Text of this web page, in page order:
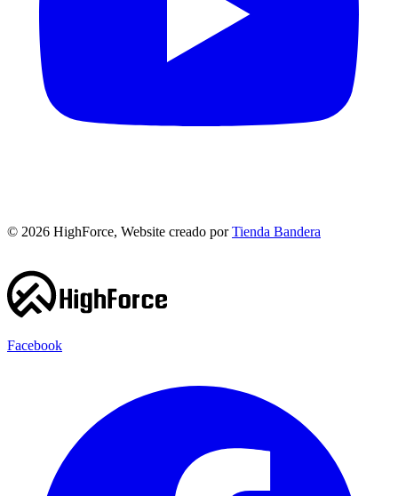
© 2026 HighForce, Website creado por Tienda Bandera
Facebook